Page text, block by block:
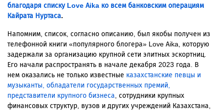
благодаря списку Love Aika ко всем банковским операциям
Кайрата Нуртаса.
Напомним, список, согласно описанию, был якобы получен из
телефонной книги «популярного блогера» Love Aika, которую
задержали за организацию крупной сети элитных эскортниц.
Его начали распространять в начале декабря 2023 года. В
нем оказались не только известные казахстанские певцы и
музыканты, обладатели государственных премий,
представители крупного бизнеса, сотрудники крупных
финансовых структур, вузов и других учреждений Казахстана,